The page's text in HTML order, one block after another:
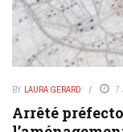
BY LAURA GERARD 7
Arrêté